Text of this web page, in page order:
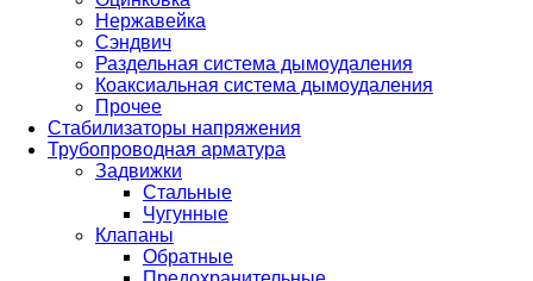
Нержавейка
Сэндвич
Раздельная система дымоудаления
Коаксиальная система дымоудаления
Прочее
Стабилизаторы напряжения
Трубопроводная арматура
Задвижки
Стальные
Чугунные
Клапаны
Обратные